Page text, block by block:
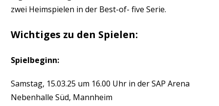
zwei Heimspielen in der Best-of- five Serie.
Wichtiges zu den Spielen:
Spielbeginn:
Samstag, 15.03.25 um 16.00 Uhr in der SAP Arena
Nebenhalle Süd, Mannheim